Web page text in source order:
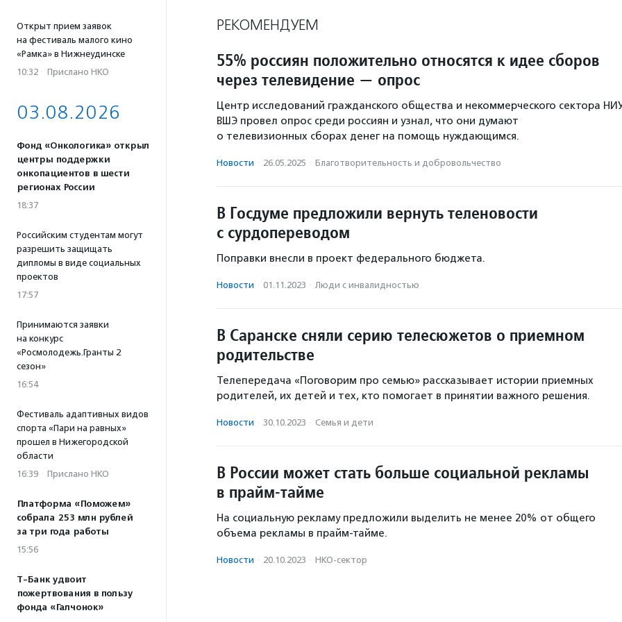
Открыт прием заявок
на фестиваль малого кино
«Рамка» в Нижнеудинске
10:32 · Прислано НКО
03.08.2026
Фонд «Онкологика» открыл
центры поддержки
онкопациентов в шести
регионах России
18:37
Российским студентам могут
разрешить защищать
дипломы в виде социальных
проектов
17:57
Принимаются заявки
на конкурс
«Росмолодежь.Гранты 2
сезон»
16:54
Фестиваль адаптивных видов
спорта «Пари на равных»
прошел в Нижегородской
области
16:39 · Прислано НКО
Платформа «Поможем»
собрала 253 млн рублей
за три года работы
15:56
Т-Банк удвоит
пожертвования в пользу
фонда «Галчонок»
РЕКОМЕНДУЕМ
55% россиян положительно относятся к идее сборов
через телевидение — опрос
Центр исследований гражданского общества и некоммерческого сектора
ВШЭ провел опрос среди россиян и узнал, что они думают
о телевизионных сборах денег на помощь нуждающимся.
Новости · 26.05.2025 · Благотвори­тель­ность и доброволь­чест­во
В Госдуме предложили вернуть теленовости
с сурдопереводом
Поправки внесли в проект федерального бюджета.
Новости · 01.11.2023 · Люди с инвалидностью
В Саранске сняли серию телесюжетов о приемном
родительстве
Телепередача «Поговорим про семью» рассказывает истории приемных
родителей, их детей и тех, кто помогает в принятии важного решения.
Новости · 30.10.2023 · Семья и дети
В России может стать больше социальной рекламы
в прайм-тайме
На социальную рекламу предложили выделить не менее 20% от общего
объема рекламы в прайм-тайме.
Новости · 20.10.2023 · НКО-сектор